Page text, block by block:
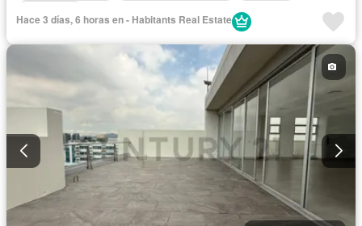
Hace 3 días, 6 horas en - Habitants Real Estate